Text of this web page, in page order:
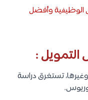
وأفضل
:
تستغرق دراسة